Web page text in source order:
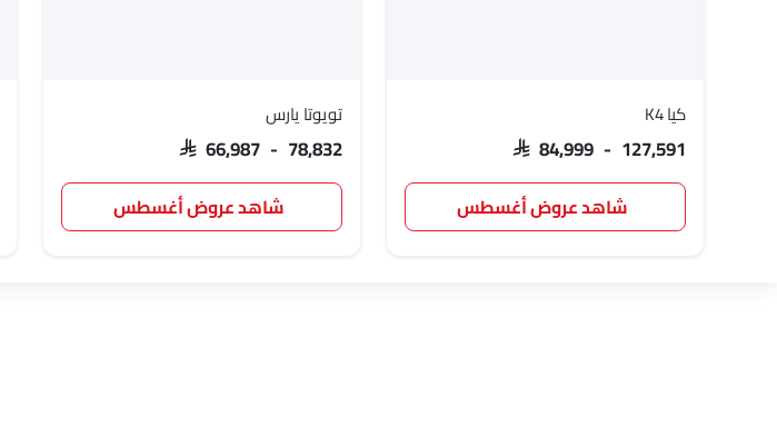
كيا K4
SAR 84,999 - 127,591
شاهد عروض أغسطس
تويوتا يارس
SAR 66,987 - 78,832
شاهد عروض أغسطس